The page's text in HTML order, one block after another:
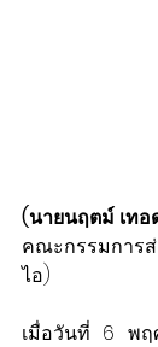
(นายนฤตม์ เท
คณะกรรมการส่
ไอ)